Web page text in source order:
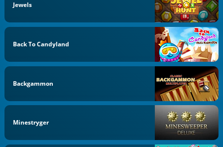
Jewels
Back To Candyland
Backgammon
Minestryger